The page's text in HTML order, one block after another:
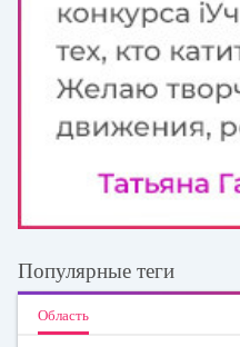
Популярные теги
Область